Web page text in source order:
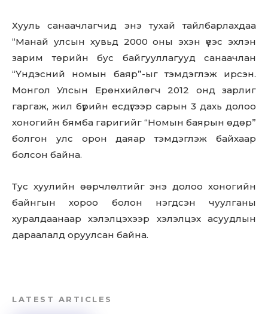
Хууль санаачлагчид энэ тухай тайлбарлахдаа
“Манай улсын хувьд 2000 оны эхэн үеэс эхлэн
зарим төрийн бус байгууллагууд санаачлан
“Үндэсний номын баяр”-ыг тэмдэглэж ирсэн.
Монгол Улсын Ерөнхийлөгч 2012 онд зарлиг
гаргаж, жил бүрийн есдүгээр сарын 3 дахь долоо
хоногийн бямба гаригийг “Номын баярын өдөр”
болгон улс орон даяар тэмдэглэж байхаар
болсон байна.
Тус хуулийн өөрчлөлтийг энэ долоо хоногийн
байнгын хороо болон нэгдсэн чуулганы
хуралдаанаар хэлэлцэхээр хэлэлцэх асуудлын
дараалалд оруулсан байна.
LATEST ARTICLES